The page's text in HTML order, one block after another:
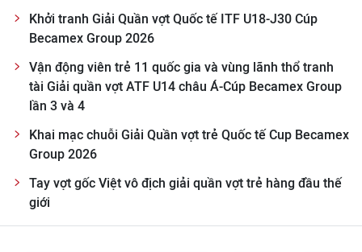
VỀ BÁO NHÂN DÂN
THỜI NAY
NHÂN DÂN CUỐI TUẦN
NHÂN DÂN HẰNG THÁNG
MUA BÁO
Khởi tranh Giải Quần vợt Quốc tế ITF U18-J30 Cúp
Becamex Group 2026
Vận động viên trẻ 11 quốc gia và vùng lãnh thổ tranh
tài Giải quần vợt ATF U14 châu Á-Cúp Becamex Group
lần 3 và 4
Khai mạc chuỗi Giải Quần vợt trẻ Quốc tế Cup Becamex
Group 2026
Tay vợt gốc Việt vô địch giải quần vợt trẻ hàng đầu thế
giới